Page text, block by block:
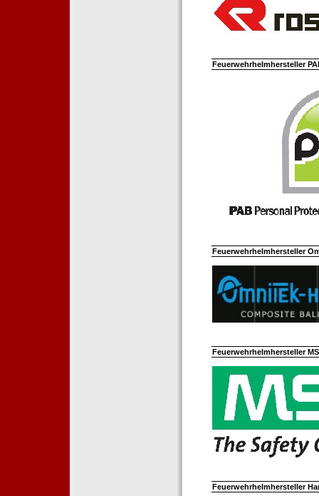
Feuerwehrhelmhersteller
Feuerwehrhelmhersteller
Feuerwehrhelmhersteller
Feuerwehrhelmhersteller